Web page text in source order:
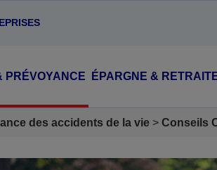
PRÉVOYANCE ÉPARGNE &
des accidents de la vie Conseils